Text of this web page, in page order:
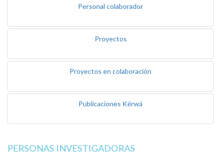
Personal colaborador
Proyectos
Proyectos en colaboración
Publicaciones Kérwá
PERSONAS INVESTIGADORAS